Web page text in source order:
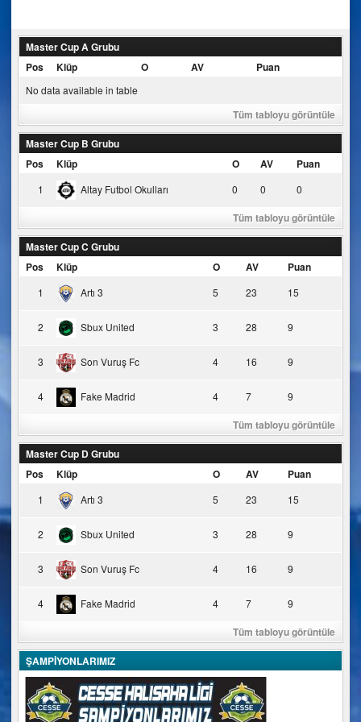
Master Cup A Grubu
Pos
Klüp O AV Puan
No data available in table
Tüm tabloyu görüntüle
Master Cup B Grubu
Pos
Klüp O AV Puan
1 Altay Futbol Okulları 0 0 0
Tüm tabloyu görüntüle
Master Cup C Grubu
Pos
Klüp O AV Puan
1 Artı 3 5 23 15
2 Sbux United 3 28 9
3 Son Vuruş Fc 4 16 9
4 Fake Madrid 4 7 9
Tüm tabloyu görüntüle
Master Cup D Grubu
Pos
Klüp O AV Puan
1 Artı 3 5 23 15
2 Sbux United 3 28 9
3 Son Vuruş Fc 4 16 9
4 Fake Madrid 4 7 9
Tüm tabloyu görüntüle
ŞAMPİYONLARIMIZ